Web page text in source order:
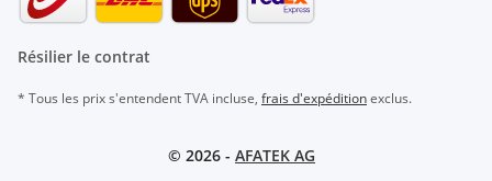
Résilier le contrat
* Tous les prix s'entendent TVA incluse, frais d'expéditionexclus.
© 2026 - AFATEK AG